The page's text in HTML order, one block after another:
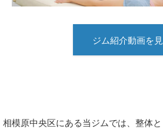
ジム紹介動画を
相模原中央区にある当ジムでは、整体